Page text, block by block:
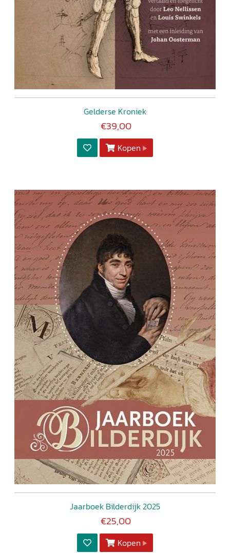
Gelderse Kroniek
€39,00
Kopen
Jaarboek Bilderdijk 2025
€25,00
Kopen